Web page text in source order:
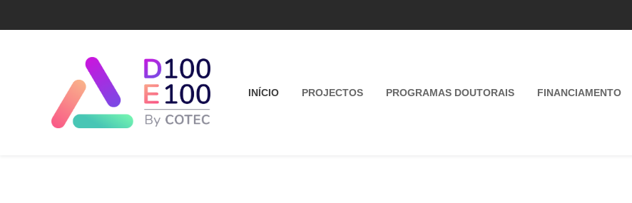
INÍCIO PROJECTOS PROGRAMAS DOUTORAIS FINANCIAMENTO